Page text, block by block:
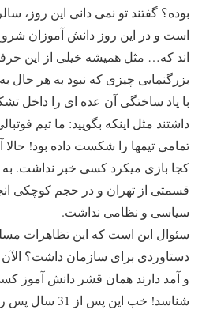
بوده؟ گفتند تو نمی دانی این روز،
است و در این روز دانش آموزان
اند که… مثل همیشه خیلی از این
بزرگنمایی چیزی که نبود به هر
با یاد ساختگی آن عده ای را داخل
داشتند مثل اینکه بگویید: ما تیم
تمامی تیمها را شکست داده بود!
کجا بازی میکرد کسی خبر نداشت. به
قسمتی از تهران و در حجم کوچکی
سیاسی و نظامی نداشت.
سئوال این است که این تظاهرات
دستاوردی برای سازمان داشت؟ الآن
و آمد دارند همان قشر دانش آموز
شناسد! خب این پس از 31 سال پس رفت است یا پیشرفت؟